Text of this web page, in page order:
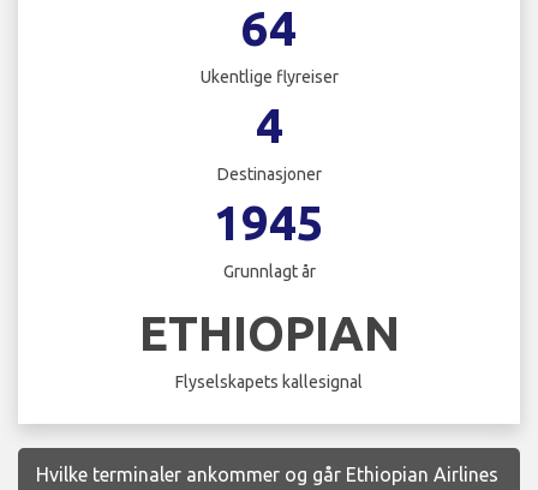
64
Ukentlige flyreiser
4
Destinasjoner
1945
Grunnlagt år
ETHIOPIAN
Flyselskapets kallesignal
Hvilke terminaler ankommer og går Ethiopian Airlines